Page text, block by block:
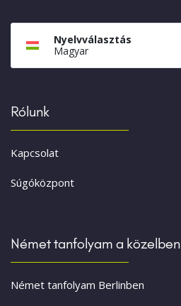
Nyelvválasztás
Magyar
Rólunk
Kapcsolat
Súgóközpont
Német tanfolyam a közelben
Német tanfolyam Berlinben